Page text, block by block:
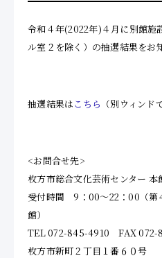
令和４年(2022年)４月に別館施
ル室２を除く）の抽選結果をお
抽選結果はこちら （別ウィンド
<お問合せ先>
枚方市総合文化芸術センター 本
受付時間 9：00～22：00（第
館）
TEL 072-845-4910 FAX 072-
枚方市新町２丁目１番６０号